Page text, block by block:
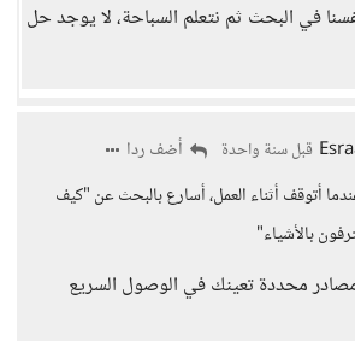
في البحث ثم نتعلم السباحة، لا يوجد حل
قبل سنة واحدة
أضف ردا
أتوقف أثناء العمل، أسارع بالبحث عن "كيف
بالأشياء"
محددة تعينك في الوصول السريع